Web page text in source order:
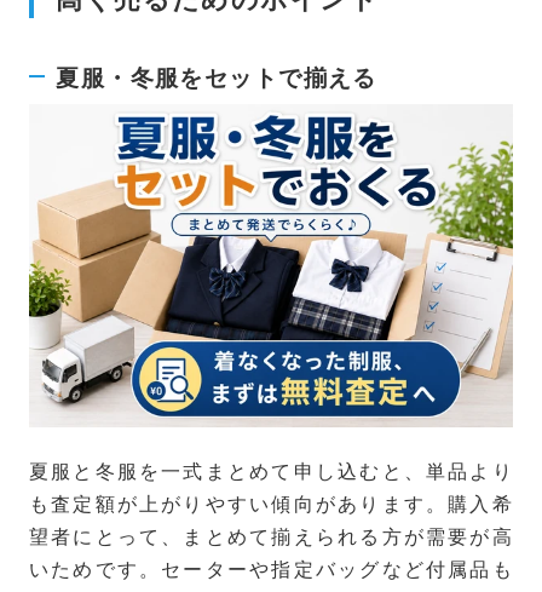
夏服・冬服をセットで揃える
夏服と冬服を一式まとめて申し込むと、単品より
も査定額が上がりやすい傾向があります。購入希
望者にとって、まとめて揃えられる方が需要が高
いためです。セーターや指定バッグなど付属品も